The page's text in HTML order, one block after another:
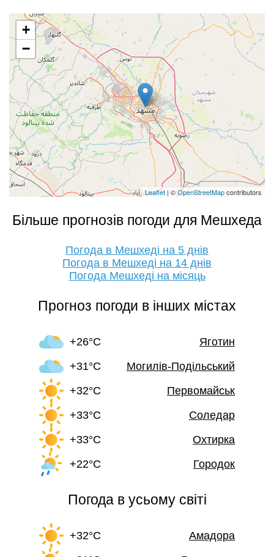
+
−
Leaflet | ©OpenStreetMapcontributors
Більше прогнозів погоди для Мешхеда
Погода в Мешхеді на 5 днів
Погода в Мешхеді на 14 днів
Погода Мешхеді на місяць
Прогноз погоди в інших містах
+26°C
Яготин
+31°C
Могилів-Подільський
+32°C
Первомайськ
+33°C
Соледар
+33°C
Охтирка
+22°C
Городок
Погода в усьому світі
+32°C
Амадора